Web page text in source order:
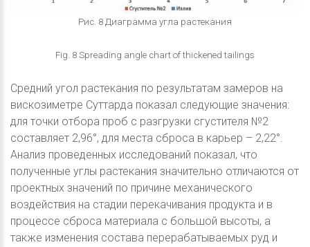
Рис. 8 Диаграмма угла растекания
Fig. 8 Spreading angle chart of thickened tailings
Средний угол растекания по результатам замеров на
вискозиметре Суттарда показал следующие значения:
для точки отбора проб с разгрузки сгустителя №2
составляет 2,96°, для места сброса в карьер – 2,22°.
Анализ проведенных исследований показал, что
полученные углы растекания значительно отличаются от
проектных значений по причине механического
воздействия на стадии перекачивания продукта и в
процессе сброса материала с большой высоты, а
также изменения состава перерабатываемых руд и